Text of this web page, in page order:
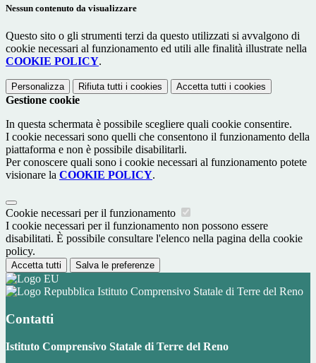
Nessun contenuto da visualizzare
Questo sito o gli strumenti terzi da questo utilizzati si avvalgono di
cookie necessari al funzionamento ed utili alle finalità illustrate nella
COOKIE POLICY.
Personalizza Rifiuta tutti i cookies Accetta tutti i cookies
Gestione cookie
In questa schermata è possibile scegliere quali cookie consentire.
I cookie necessari sono quelli che consentono il funzionamento della
piattaforma e non è possibile disabilitarli.
Per conoscere quali sono i cookie necessari al funzionamento potete
visionare la COOKIE POLICY.
Cookie necessari per il funzionamento
I cookie necessari per il funzionamento non possono essere
disabilitati. È possibile consultare l'elenco nella pagina della cookie
policy.
Accetta tutti Salva le preferenze
Istituto Comprensivo Statale di Terre del Reno
Contatti
Istituto Comprensivo Statale di Terre del Reno